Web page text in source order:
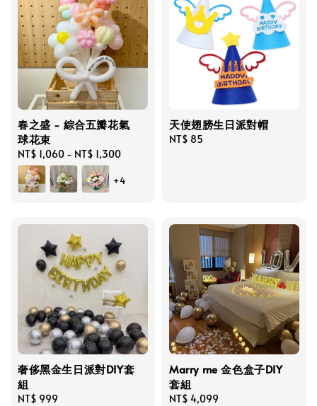
春之盛 - 綜合五瓣花氣
球花束
Regular
price
NT$ 1,060 - NT$ 1,300
+4
天使翅膀生日派對帽
Regular
NT$ 85
奢侈黑金生日派對DIY套
組
Regular
NT$ 999
Marry me 金色盒子DIY
套組
Regular
NT$ 4,099